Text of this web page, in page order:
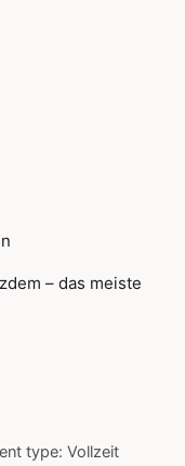
– das meiste
type: Vollzeit